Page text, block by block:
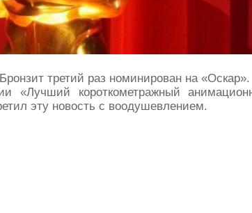
третий раз номинирован на
«Лучший короткометражный
эту новость с воодушевлением.